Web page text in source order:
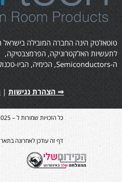
טוטאלטק הינה החברה המובילה
לתעשיות האלקטרוניקה, הפרמצבטיקה,
ה-Semiconductors, הכימיה, הביו-טכנולוגיה וכן התעשיות הצבאיות.
⇒ הצהרת נגישות |
כל הזכויות שמורות ל – Total tech 2025 ©
דף זה עודכן לאחרונה בתאריך: